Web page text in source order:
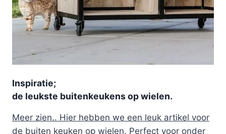
Inspiratie;
de leukste buitenkeukens op wielen.
Meer zien.. Hier hebben we een leuk artikel voor
de buiten keuken op wielen. Perfect voor onder